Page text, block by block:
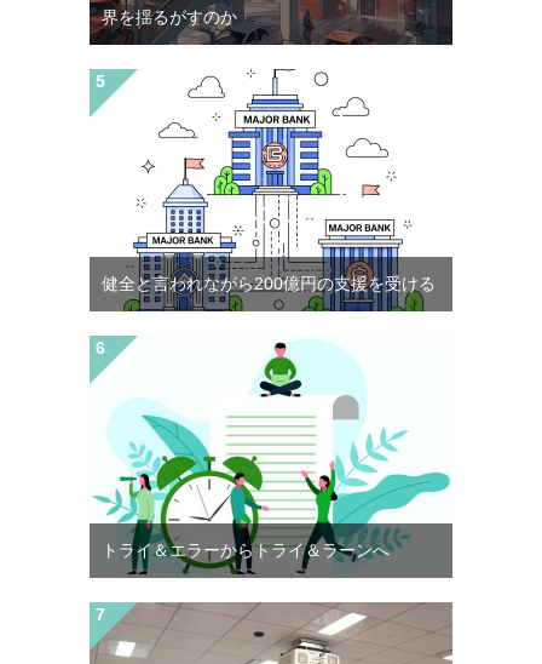
界を揺るがすのか
健全と言われながら200億円の支援を受ける
トライ＆エラーからトライ＆ラーンへ